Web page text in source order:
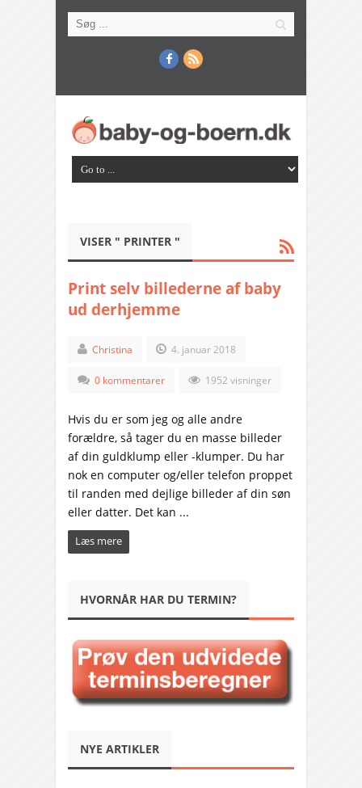
VISER " PRINTER "
Print selv billederne af baby
ud derhjemme
Christina 4. januar 2018
0 kommentarer 1952 visninger
Hvis du er som jeg og alle andre
forældre, så tager du en masse billeder
af din guldklump eller -klumper. Du har
nok en computer og/eller telefon proppet
til randen med dejlige billeder af din søn
eller datter. Det kan ...
Læs mere
HVORNÅR HAR DU TERMIN?
NYE ARTIKLER